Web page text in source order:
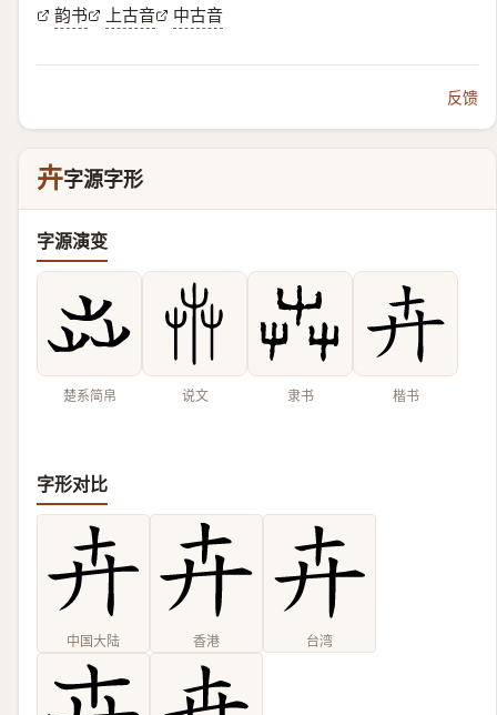
韵书 上古音 中古音
反馈
卉字源字形
字源演变
楚系简帛 说文 隶书 楷书
字形对比
中国大陆 香港 台湾